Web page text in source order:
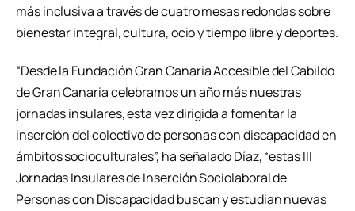
más inclusiva a través de cuatro mesas redondas sobre
bienestar integral, cultura, ocio y tiempo libre y deportes.
“Desde la Fundación Gran Canaria Accesible del Cabildo
de Gran Canaria celebramos un año más nuestras
jornadas insulares, esta vez dirigida a fomentar la
inserción del colectivo de personas con discapacidad en
ámbitos socioculturales”, ha señalado Díaz, “estas III
Jornadas Insulares de Inserción Sociolaboral de
Personas con Discapacidad buscan y estudian nuevas